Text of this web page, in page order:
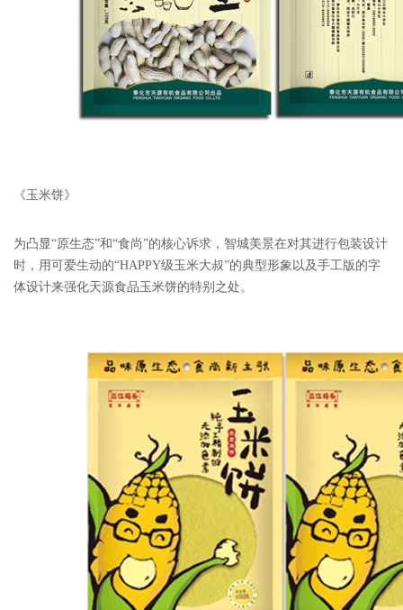
《玉米饼》
为凸显“原生态”和“食尚”的核心诉求，智城美景在对其进行包装设计
时，用可爱生动的“HAPPY级玉米大叔”的典型形象以及手工版的字
体设计来强化天源食品玉米饼的特别之处。